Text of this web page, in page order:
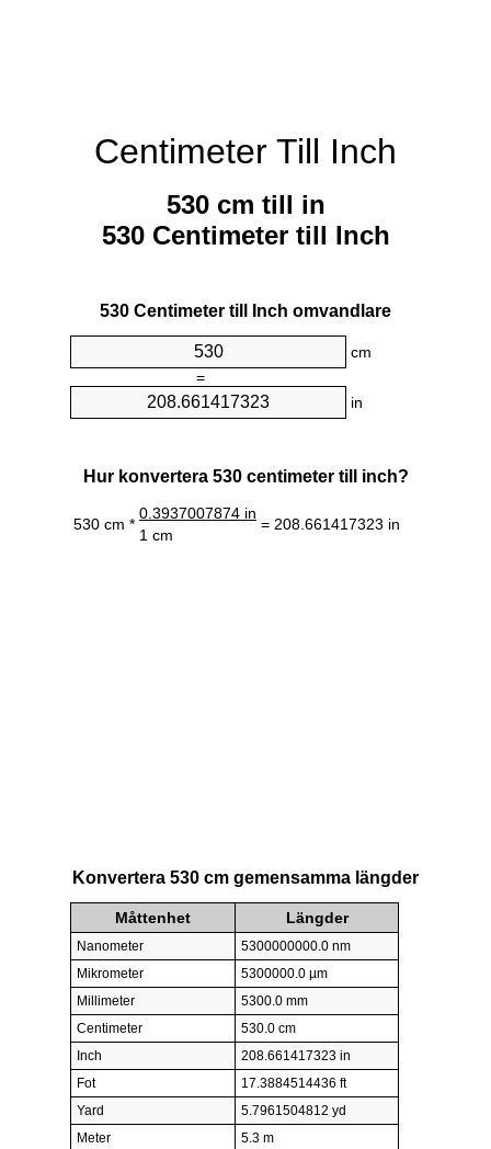
Centimeter Till Inch
530 cm till in
530 Centimeter till Inch
530 Centimeter till Inch omvandlare
cm
=
in
Hur konvertera 530 centimeter till inch?
530 cm *
0.3937007874 in
= 208.661417323 in
1 cm
Konvertera 530 cm gemensamma längder
Måttenhet Längder
Nanometer
5300000000.0 nm
Mikrometer
5300000.0 µm
Millimeter
5300.0 mm
Centimeter
530.0 cm
Inch
208.661417323 in
Fot
17.3884514436 ft
Yard
5.7961504812 yd
Meter
5.3 m